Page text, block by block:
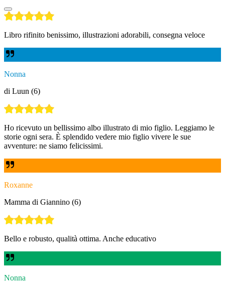
Libro rifinito benissimo, illustrazioni adorabili, consegna veloce
Nonna
di Luun (6)
Ho ricevuto un bellissimo albo illustrato di mio figlio. Leggiamo le
storie ogni sera. È splendido vedere mio figlio vivere le sue
avventure: ne siamo felicissimi.
Roxanne
Mamma di Giannino (6)
Bello e robusto, qualità ottima. Anche educativo
Nonna